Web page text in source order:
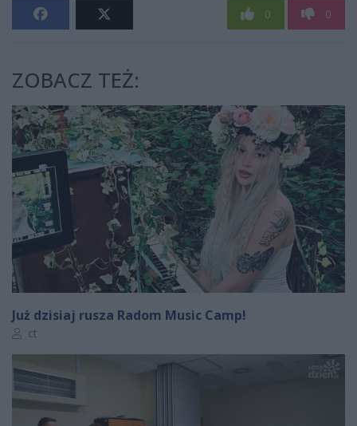
0 0
ZOBACZ TEŻ:
Już dzisiaj rusza Radom Music Camp!
Autor artykułu:
ct